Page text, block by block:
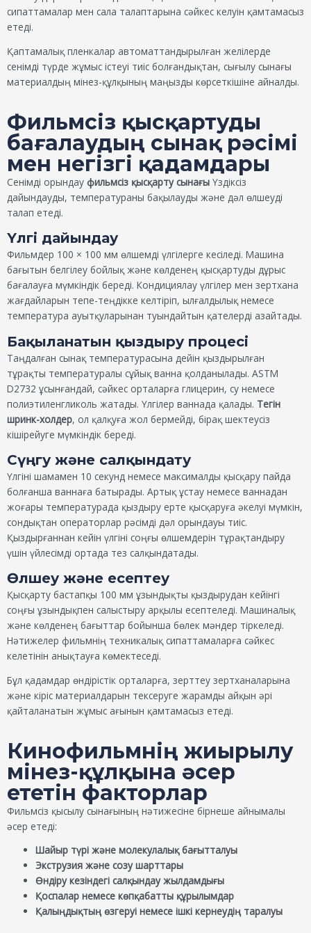
сипаттамалар мен сала талаптарына сәйкес келуін қамтамасыз
етеді.
Қаптамалық пленкалар автоматтандырылған желілерде
сенімді түрде жұмыс істеуі тиіс болғандықтан, сығылу сынағы
материалдың мінез-құлқының маңызды көрсеткішіне айналды.
Фильмсіз қысқартуды
бағалаудың сынақ рәсімі
мен негізгі қадамдары
Сенімді орындау фильмсіз қысқарту сынағы Үздіксіз
дайындауды, температураны бақылауды және дәл өлшеуді
талап етеді.
Үлгі дайындау
Фильмдер 100 × 100 мм өлшемді үлгілерге кесіледі. Машина
бағытын белгілеу бойлық және көлденең қысқартуды дұрыс
бағалауға мүмкіндік береді. Кондициялау үлгілер мен зертхана
жағдайларын тепе-теңдікке келтіріп, ылғалдылық немесе
температура ауытқуларынан туындайтын қателерді азайтады.
Бақыланатын қыздыру процесі
Таңдалған сынақ температурасына дейін қыздырылған
тұрақты температуралы сұйық ванна қолданылады. ASTM
D2732 ұсынғандай, сәйкес орталарға глицерин, су немесе
полиэтиленгликоль жатады. Үлгілер ваннада қалады. Тегін
шринк-холдер, ол қалқуға жол бермейді, бірақ шектеусіз
кішірейуге мүмкіндік береді.
Сүңгу және салқындату
Үлгіні шамамен 10 секунд немесе максималды қысқару пайда
болғанша ваннаға батырады. Артық ұстау немесе ваннадан
жоғары температурада қыздыру ерте қысқаруға әкелуі мүмкін,
сондықтан операторлар рәсімді дәл орындауы тиіс.
Қыздырғаннан кейін үлгіні соңғы өлшемдерін тұрақтандыру
үшін үйлесімді ортада тез салқындатады.
Өлшеу және есептеу
Қысқарту бастапқы 100 мм ұзындықты қыздырудан кейінгі
соңғы ұзындықпен салыстыру арқылы есептеледі. Машиналық
және көлденең бағыттар бойынша бөлек мәндер тіркеледі.
Нәтижелер фильмнің техникалық сипаттамаларға сәйкес
келетінін анықтауға көмектеседі.
Бұл қадамдар өндірістік орталарға, зерттеу зертханаларына
және кіріс материалдарын тексеруге жарамды айқын әрі
қайталанатын жұмыс ағынын қамтамасыз етеді.
Кинофильмнің жиырылу
мінез-құлқына әсер
ететін факторлар
Фильмсіз қысылу сынағының нәтижесіне бірнеше айнымалы
әсер етеді:
Шайыр түрі және молекулалық бағытталуы
Экструзия және созу шарттары
Өндіру кезіндегі салқындау жылдамдығы
Қоспалар немесе көпқабатты құрылымдар
Қалыңдықтың өзгеруі немесе ішкі кернеудің таралуы